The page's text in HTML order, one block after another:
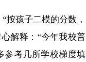
孩子二模的分数，
解释：“今年我校普
参考几所学校梯度填